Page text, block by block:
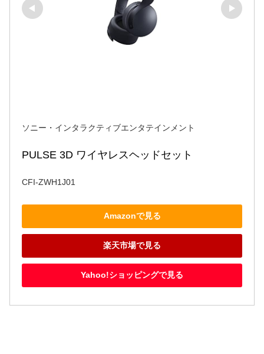
ソニー・インタラクティブエンタテインメント
PULSE 3D ワイヤレスヘッドセット
CFI-ZWH1J01
Amazonで見る
楽天市場で見る
Yahoo!ショッピングで見る